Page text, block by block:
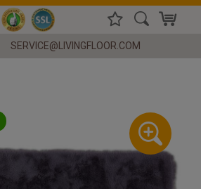
SERVICE@LIVINGFLOOR.COM